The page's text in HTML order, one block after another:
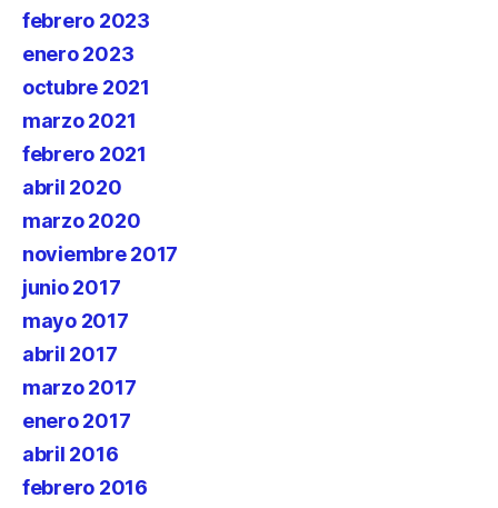
febrero 2023
enero 2023
octubre 2021
marzo 2021
febrero 2021
abril 2020
marzo 2020
noviembre 2017
junio 2017
mayo 2017
abril 2017
marzo 2017
enero 2017
abril 2016
febrero 2016